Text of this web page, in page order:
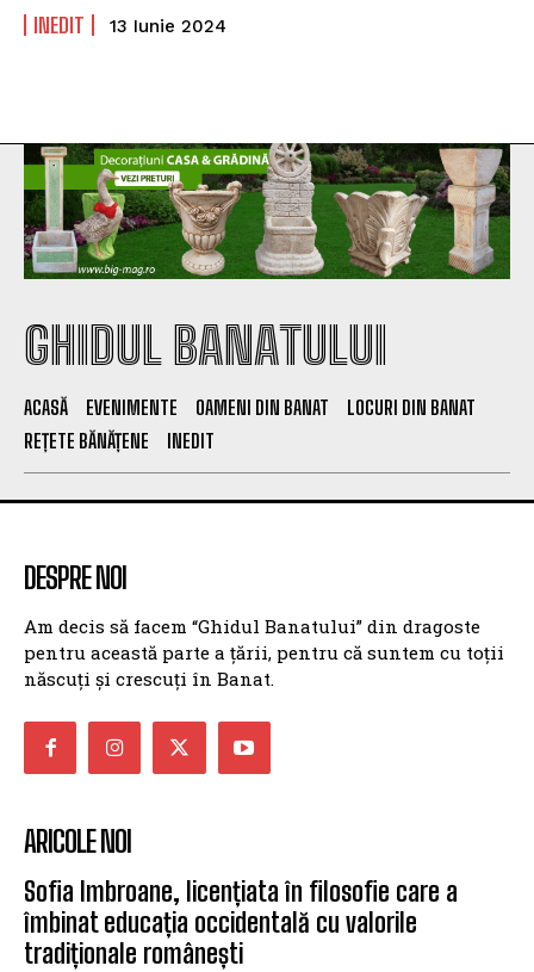
INEDIT 13 Iunie 2024
GHIDUL BANATULUI
ACASĂ EVENIMENTE OAMENI DIN BANAT
LOCURI DIN BANAT
REȚETE BĂNĂȚENE
INEDIT
DESPRE NOI
Am decis să facem “Ghidul Banatului” din dragoste
pentru această parte a țării, pentru că suntem cu toții
născuți și crescuți în Banat.
ARICOLE NOI
Sofia Imbroane, licențiata în filosofie care a
îmbinat educația occidentală cu valorile
tradiționale românești